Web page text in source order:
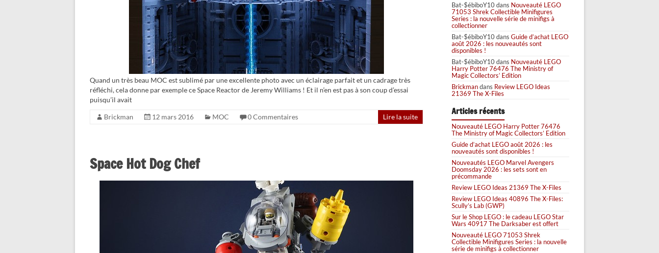
Quand un très beau MOC est sublimé par une excellente photo avec un éclairage parfait et un cadrage très
réfléchi, cela donne par exemple ce Space Reactor de Jeremy Williams ! Et il n’en est pas à son coup d’essai
puisqu’il avait
Brickman 12 mars 2016 MOC 0 Commentaires Lire la suite
Space Hot Dog Chef
Bat-$ébiboY10dans Nouveauté LEGO
71053 Shrek Collectible Minifigures
Series : la nouvelle série de minifigs à
collectionner
Bat-$ébiboY10dans Guide d’achat LEGO
août 2026 : les nouveautés sont
disponibles !
Bat-$ébiboY10dans Nouveauté LEGO
Harry Potter 76476 The Ministry of
Magic Collectors’ Edition
Brickmandans Review LEGO Ideas
21369 The X-Files
Articles récents
Nouveauté LEGO Harry Potter 76476
The Ministry of Magic Collectors’ Edition
Guide d’achat LEGO août 2026 : les
nouveautés sont disponibles !
Nouveautés LEGO Marvel Avengers
Doomsday 2026 : les sets sont en
précommande
Review LEGO Ideas 21369 The X-Files
Review LEGO Ideas 40896 The X-Files:
Scully’s Lab (GWP)
Sur le Shop LEGO : le cadeau LEGO Star
Wars 40917 The Darksaber est offert
Nouveauté LEGO 71053 Shrek
Collectible Minifigures Series : la nouvelle
série de minifigs à collectionner